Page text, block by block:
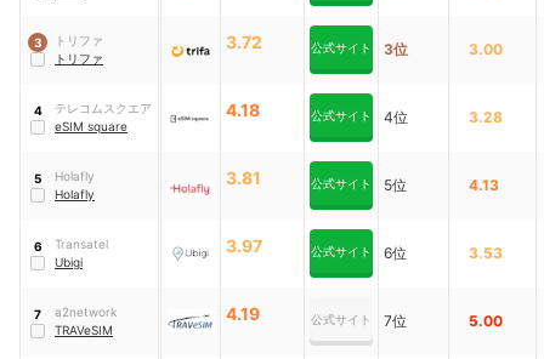
3
トリファ
トリファ
3.72 公式サイト 3位 3.00
4
テレコムスクエア
eSIM square
4.18 公式サイト 4位 3.28
5
Holafly
Holafly
3.81 公式サイト 5位 4.13
6
Transatel
Ubigi
3.97 公式サイト 6位 3.53
7
a2network
TRAVeSIM
4.19 公式サイト 7位 5.00